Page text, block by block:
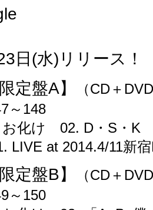
日(水)リリース！
定盤A】
（CD＋
～148
化け 02. D・S・K
LIVE at 2014.4/11新
定盤B】
（CD＋
～150